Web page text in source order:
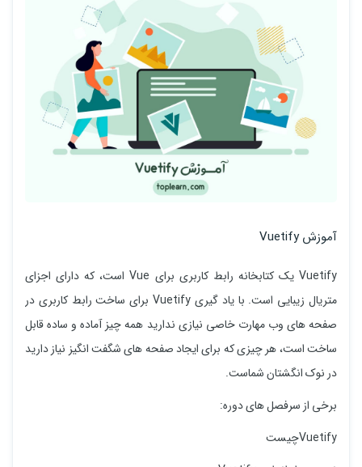
آموزش Vuetify
Vuetify یک کتابخانه رابط کاربری برای Vue است، که دارای اجزای
متریال زیبایی است. با یاد گیری Vuetify برای ساخت رابط کاربری در
صفحه های وب مهارت خاصی نیازی ندارید همه چیز آماده و ساده قابل
ساخت است، هر چیزی که برای ایجاد صفحه های شگفت انگیز نیاز دارید
در نوک انگشتان شماست.
برخی از سرفصل های دوره:
Vuetifyچیست